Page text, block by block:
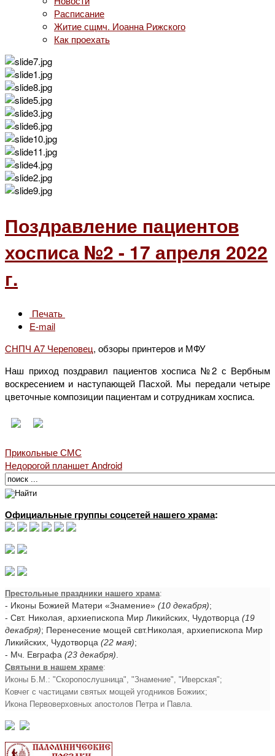
Расписание
Житие сщмч. Иоанна Рижского
Как проехать
Поздравление пациентов
хосписа №2 - 17 апреля 2022
г.
Печать
E-mail
СНПЧ А7 Череповец, обзоры принтеров и МФУ
Наш приход поздравил пациентов хосписа №2 с Вербным
воскресением и наступающей Пасхой. Мы передали четыре
цветочные композиции пациентам и сотрудникам хосписа.
Прикольные СМС
Недорогой планшет Android
Официальные группы соцсетей нашего храма:
Престольные праздники нашего храма:
- Иконы Божией Матери «Знамение» (10 декабря);
- Свт. Николая, архиепископа Мир Ликийских, Чудотворца (19
декабря); Перенесение мощей свт.Николая, архиепископа Мир
Ликийских, Чудотворца (22 мая);
- Мч. Евграфа (23 декабря)
Святыни в нашем храме:
Иконы Б.М.: "Скоропослушница", "Знамение", "Иверская";
Ковчег с частицами святых мощей угодников Божиих;
Икона Первоверховных апостолов Петра и Павла.